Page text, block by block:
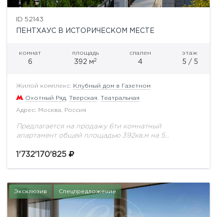
ID 52143
ПЕНТХАУС В ИСТОРИЧЕСКОМ МЕСТЕ
комнат
6
площадь
392 м2
спален
4
этаж
5 / 5
Жилой комплекс: Клубный дом в Газетном
Охотный Ряд Тверская Театральная
Адрес: Москва, Россия
Предлагается на продажу 6ти комнатный
апартамент общей площадью 392кв.м на 5
тихом сквере и имеет выходы сразу в два
1'732'170'825
Эксклюзив Спецпредложение